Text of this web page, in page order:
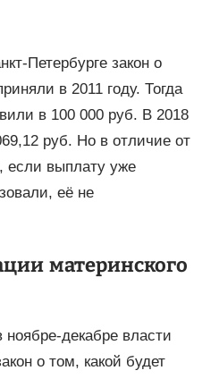
Петербурге закон о
в 2011 году. Тогда
в 100 000 руб. В 2018
руб. Но в отличие от
если выплату уже
её не
материнского
ноябре-декабре власти
о том, какой будет